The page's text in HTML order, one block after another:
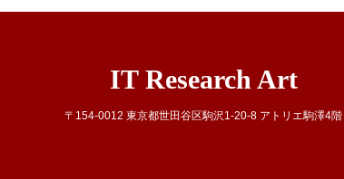
IT Research Art
〒154-0012 東京都世田谷区駒沢1-20-8 アトリエ駒澤4階